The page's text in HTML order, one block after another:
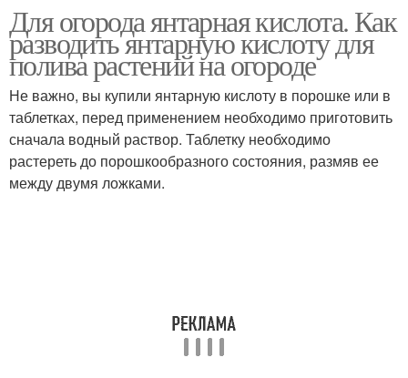
Кислота для растений
Для огорода янтарная кислота. Как
разводить янтарную кислоту для
полива растений на огороде
Не важно, вы купили янтарную кислоту в порошке или в
таблетках, перед применением необходимо приготовить
сначала водный раствор. Таблетку необходимо
растереть до порошкообразного состояния, размяв ее
между двумя ложками.